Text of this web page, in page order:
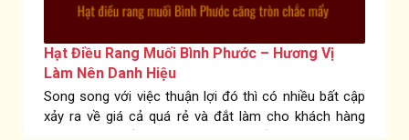
Hạt Điều Rang Muối Bình Phước – Hương Vị
Làm Nên Danh Hiệu
Song song với việc thuận lợi đó thì có nhiều bất cập
xảy ra về giá cả quá rẻ và đắt làm cho khách hàng